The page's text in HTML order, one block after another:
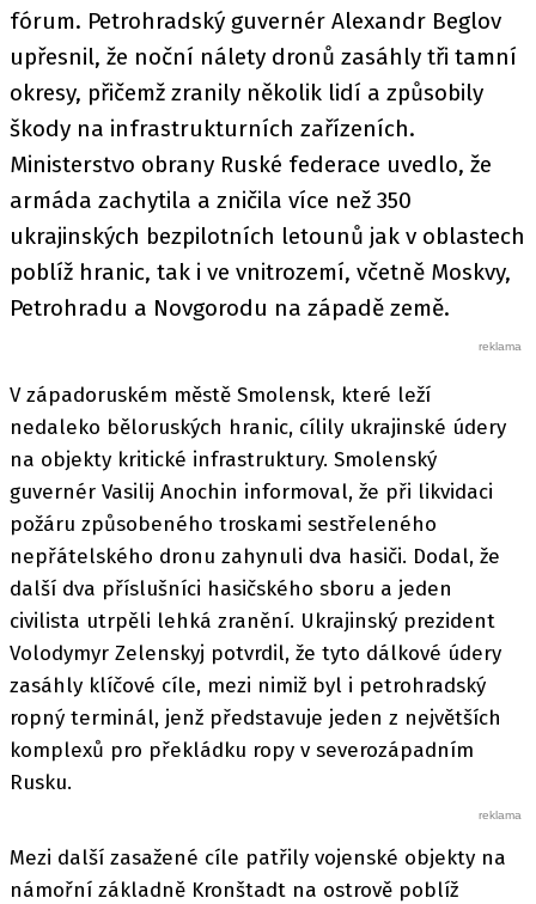
fórum. Petrohradský guvernér Alexandr Beglov
upřesnil, že noční nálety dronů zasáhly tři tamní
okresy, přičemž zranily několik lidí a způsobily
škody na infrastrukturních zařízeních.
Ministerstvo obrany Ruské federace uvedlo, že
armáda zachytila a zničila více než 350
ukrajinských bezpilotních letounů jak v oblastech
poblíž hranic, tak i ve vnitrozemí, včetně Moskvy,
Petrohradu a Novgorodu na západě země.
V západoruském městě Smolensk, které leží
nedaleko běloruských hranic, cílily ukrajinské údery
na objekty kritické infrastruktury. Smolenský
guvernér Vasilij Anochin informoval, že při likvidaci
požáru způsobeného troskami sestřeleného
nepřátelského dronu zahynuli dva hasiči. Dodal, že
další dva příslušníci hasičského sboru a jeden
civilista utrpěli lehká zranění. Ukrajinský prezident
Volodymyr Zelenskyj potvrdil, že tyto dálkové údery
zasáhly klíčové cíle, mezi nimiž byl i petrohradský
ropný terminál, jenž představuje jeden z největších
komplexů pro překládku ropy v severozápadním
Rusku.
Mezi další zasažené cíle patřily vojenské objekty na
námořní základně Kronštadt na ostrově poblíž